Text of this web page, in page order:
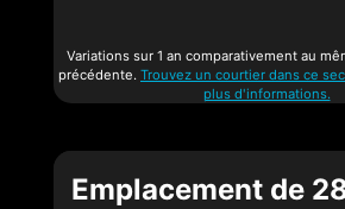
Variations sur 1 an comparativement au
précédente. Trouvez un courtier dans ce
plus d'informations.
Emplacement de